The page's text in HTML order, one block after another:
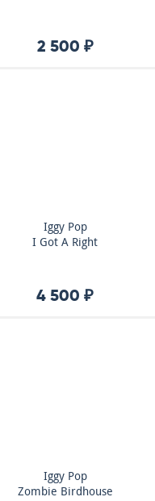
2 500 ₽
Iggy Pop
I Got A Right
4 500 ₽
Iggy Pop
Zombie Birdhouse